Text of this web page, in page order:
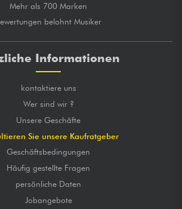
Mehr als 700 Marken
belohnt Musiker
Informationen
kontaktiere uns
Wer sind wir ?
Unsere Geschäfte
Sie unsere Kaufratgeber
Geschäftsbedingungen
Häufig gestellte Fragen
persönliche Daten
Jobangebote